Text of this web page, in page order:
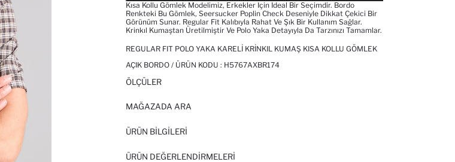
Kısa Kollu Gömlek Modelimiz, Erkekler Için Ideal Bir Seçimdir. Bordo
Renkteki Bu Gömlek, Seersucker Poplin Check Deseniyle Dikkat Çekici Bir
Görünüm Sunar. Regular Fit Kalıbıyla Rahat Ve Şık Bir Kullanım Sağlar.
Krinkıl Kumaştan Üretilmiştir Ve Polo Yaka Detayıyla Da Tarzınızı Tamamlar.
REGULAR FIT POLO YAKA KARELI KRINKIL KUMAŞ KISA KOLLU GÖMLEK
AÇIK BORDO / ÜRÜN KODU : H5767AXBR174
ÖLÇÜLER
MAĞAZADA ARA
ÜRÜN BILGILERI
ÜRÜN DEĞERLENDİRMELERİ